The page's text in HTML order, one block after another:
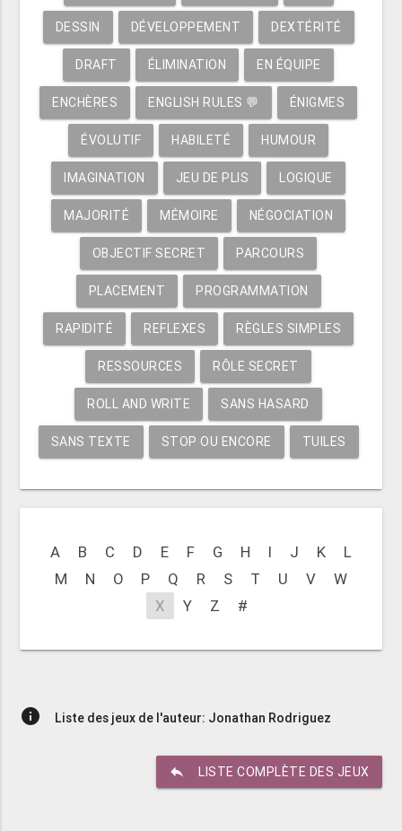
DESSIN DÉVELOPPEMENT DEXTÉRITÉ
DRAFT ÉLIMINATION EN ÉQUIPE
ENCHÈRES ENGLISH RULES 💬 ÉNIGMES
ÉVOLUTIF HABILETÉ HUMOUR
IMAGINATION JEU DE PLIS LOGIQUE
MAJORITÉ MÉMOIRE NÉGOCIATION
OBJECTIF SECRET PARCOURS
PLACEMENT PROGRAMMATION
RAPIDITÉ REFLEXES RÈGLES SIMPLES
RESSOURCES RÔLE SECRET
ROLL AND WRITE SANS HASARD
SANS TEXTE STOP OU ENCORE TUILES
A B C D E F G H I J K
L
M
N O P Q R S T U V
W
X
Y Z #
info Liste des jeux de l'auteur: Jonathan Rodriguez
reply LISTE COMPLÈTE DES JEUX